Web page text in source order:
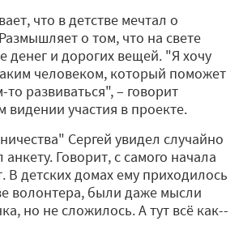
что в детстве мечтал о
о том, что на свете
денег и дорогих вещей. "Я хочу
человеком, который поможет
то развиваться", – говорит
видении участия в проекте.
Сергей увидел случайно
Говорит, с самого начала
В детских домах ему приходилось
волонтера, были даже мысли
но не сложилось. А тут всё как-­